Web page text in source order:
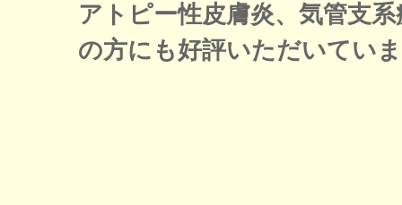
アトピー性皮膚炎、気管支
の方にも好評いただいてい